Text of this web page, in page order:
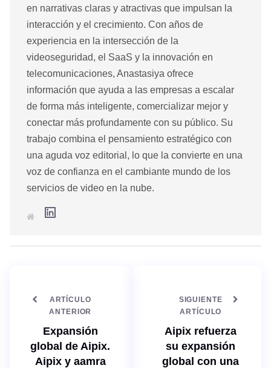
en narrativas claras y atractivas que impulsan la
interacción y el crecimiento. Con años de
experiencia en la intersección de la
videoseguridad, el SaaS y la innovación en
telecomunicaciones, Anastasiya ofrece
información que ayuda a las empresas a escalar
de forma más inteligente, comercializar mejor y
conectar más profundamente con su público. Su
trabajo combina el pensamiento estratégico con
una aguda voz editorial, lo que la convierte en una
voz de confianza en el cambiante mundo de los
servicios de video en la nube.
ARTÍCULO
ANTERIOR
Expansión
global de Aipix.
Aipix y aamra
SIGUIENTE
ARTÍCULO
Aipix refuerza
su expansión
global con una